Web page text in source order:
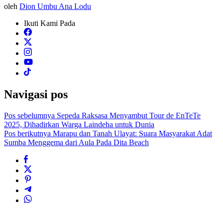
oleh Dion Umbu Ana Lodu
Ikuti Kami Pada
Navigasi pos
Pos sebelumnya Sepeda Raksasa Menyambut Tour de EnTeTe
2025, Dihadirkan Warga Laindeha untuk Dunia
Pos berikutnya Marapu dan Tanah Ulayat: Suara Masyarakat Adat
Sumba Menggema dari Aula Pada Dita Beach